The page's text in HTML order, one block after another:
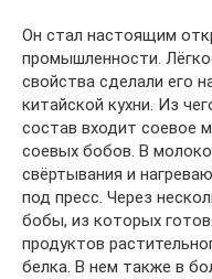
Он стал настоящим
промышленности.
свойства сделали его
китайской кухни. Из
состав входит соевое
соевых бобов. В
свёртывания и
под пресс. Через
бобы, из которых
продуктов
белка. В нем также в